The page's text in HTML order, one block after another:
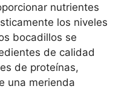
nutrientes
los niveles
bocadillos se
de calidad
de proteínas,
una merienda